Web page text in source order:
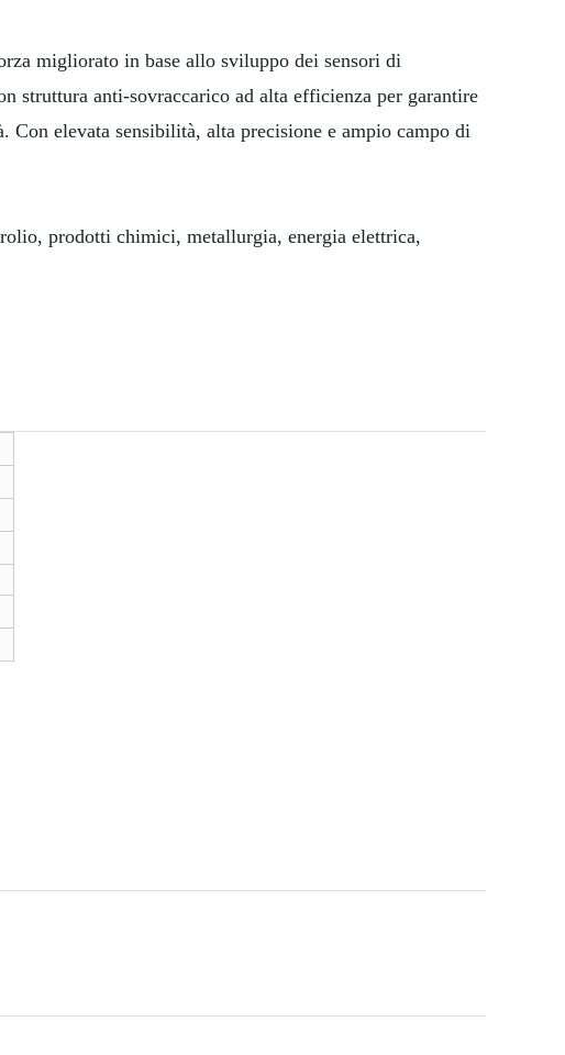
migliorato in base allo sviluppo dei sensori di
struttura anti-sovraccarico ad alta efficienza per garantire
elevata sensibilità, alta precisione e ampio campo di
prodotti chimici, metallurgia, energia elettrica,